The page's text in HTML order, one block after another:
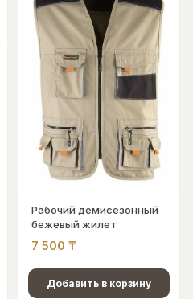
Рабочий демисезонный
бежевый жилет
7 500 ₸
Добавить в корзину